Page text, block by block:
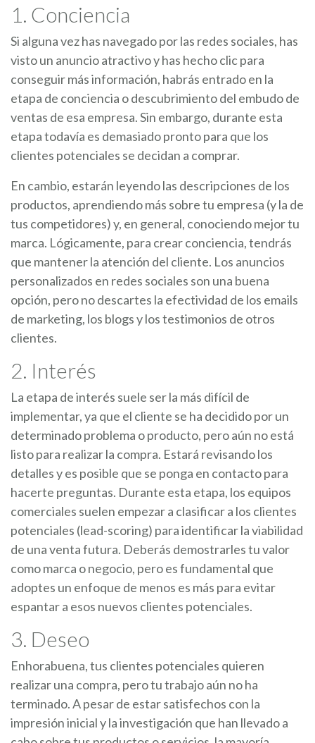
1. Conciencia
Si alguna vez has navegado por las redes sociales, has
visto un anuncio atractivo y has hecho clic para
conseguir más información, habrás entrado en la
etapa de conciencia o descubrimiento del embudo de
ventas de esa empresa. Sin embargo, durante esta
etapa todavía es demasiado pronto para que los
clientes potenciales se decidan a comprar.
En cambio, estarán leyendo las descripciones de los
productos, aprendiendo más sobre tu empresa (y la de
tus competidores) y, en general, conociendo mejor tu
marca. Lógicamente, para crear conciencia, tendrás
que mantener la atención del cliente. Los anuncios
personalizados en redes sociales son una buena
opción, pero no descartes la efectividad de los emails
de marketing, los blogs y los testimonios de otros
clientes.
2. Interés
La etapa de interés suele ser la más difícil de
implementar, ya que el cliente se ha decidido por un
determinado problema o producto, pero aún no está
listo para realizar la compra. Estará revisando los
detalles y es posible que se ponga en contacto para
hacerte preguntas. Durante esta etapa, los equipos
comerciales suelen empezar a clasificar a los clientes
potenciales (lead-scoring) para identificar la viabilidad
de una venta futura. Deberás demostrarles tu valor
como marca o negocio, pero es fundamental que
adoptes un enfoque de menos es más para evitar
espantar a esos nuevos clientes potenciales.
3. Deseo
Enhorabuena, tus clientes potenciales quieren
realizar una compra, pero tu trabajo aún no ha
terminado. A pesar de estar satisfechos con la
impresión inicial y la investigación que han llevado a